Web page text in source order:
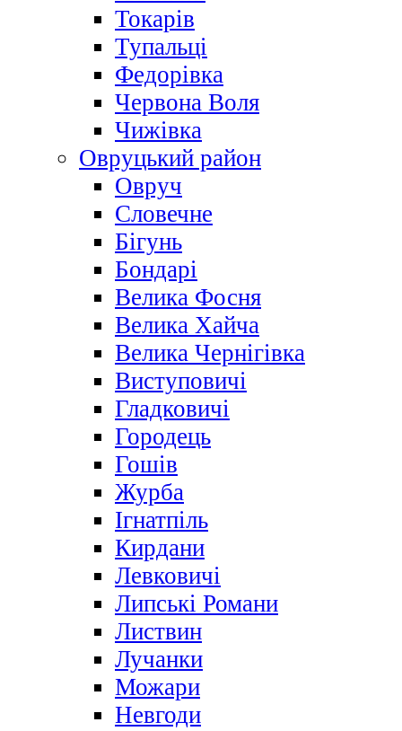
Токарів
Тупальці
Федорівка
Червона Воля
Чижівка
Овруцький район
Овруч
Словечне
Бігунь
Бондарі
Велика Фосня
Велика Хайча
Велика Чернігівка
Виступовичі
Гладковичі
Городець
Гошів
Журба
Ігнатпіль
Кирдани
Левковичі
Липські Романи
Листвин
Лучанки
Можари
Невгоди